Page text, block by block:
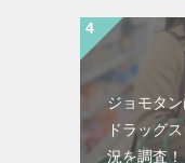
ジョモタ
ドラッグ
況を調査！